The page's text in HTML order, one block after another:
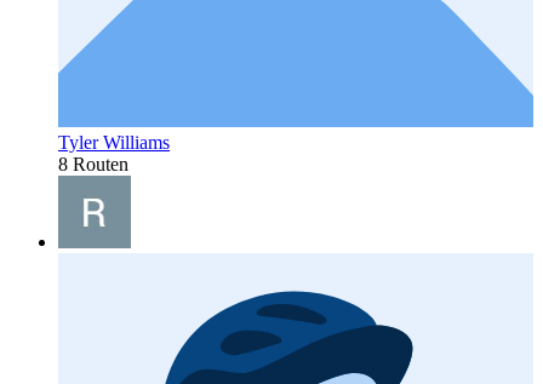
Tyler Williams
8 Routen